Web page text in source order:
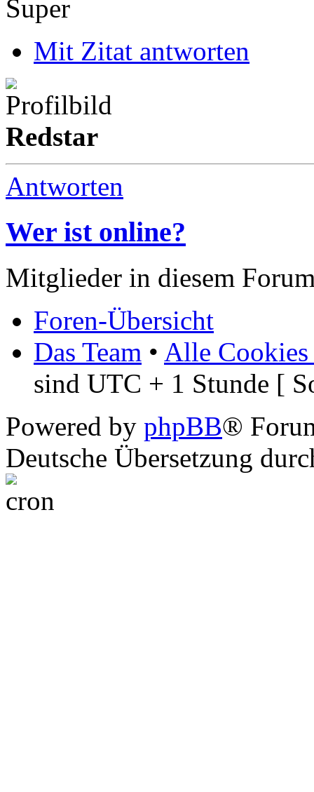
Super
Mit Zitat antworten
Redstar
Antworten
Wer ist online?
Mitglieder in diesem
Foren-Übersicht
Das Team • Alle Cookies
sind UTC + 1 Stunde [
Powered by phpBB®
Deutsche Übersetzung